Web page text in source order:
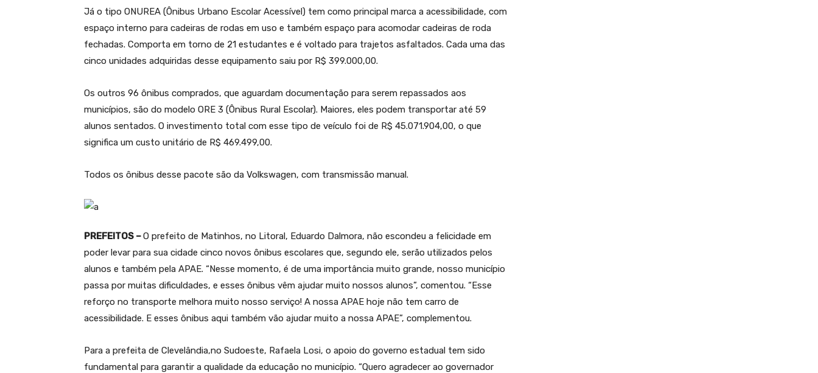
Já o tipo ONUREA (Ônibus Urbano Escolar Acessível) tem como principal marca a acessibilidade, com
espaço interno para cadeiras de rodas em uso e também espaço para acomodar cadeiras de roda
fechadas. Comporta em torno de 21 estudantes e é voltado para trajetos asfaltados. Cada uma das
cinco unidades adquiridas desse equipamento saiu por R$ 399.000,00.
Os outros 96 ônibus comprados, que aguardam documentação para serem repassados aos
municípios, são do modelo ORE 3 (Ônibus Rural Escolar). Maiores, eles podem transportar até 59
alunos sentados. O investimento total com esse tipo de veículo foi de R$ 45.071.904,00, o que
significa um custo unitário de R$ 469.499,00.
Todos os ônibus desse pacote são da Volkswagen, com transmissão manual.
PREFEITOS –O prefeito de Matinhos, no Litoral, Eduardo Dalmora, não escondeu a felicidade em
poder levar para sua cidade cinco novos ônibus escolares que, segundo ele, serão utilizados pelos
alunos e também pela APAE. “Nesse momento, é de uma importância muito grande, nosso município
passa por muitas dificuldades, e esses ônibus vêm ajudar muito nossos alunos”, comentou. “Esse
reforço no transporte melhora muito nosso serviço! A nossa APAE hoje não tem carro de
acessibilidade. E esses ônibus aqui também vão ajudar muito a nossa APAE”, complementou.
Para a prefeita de Clevelândia,no Sudoeste, Rafaela Losi, o apoio do governo estadual tem sido
fundamental para garantir a qualidade da educação no município. “Quero agradecer ao governador